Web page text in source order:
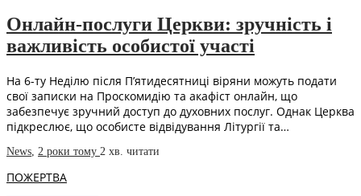
Онлайн-послуги Церкви: зручність і
важливість особистої участі
На 6-ту Неділю після П’ятидесятниці віряни можуть подати
свої записки на Проскомидію та акафіст онлайн, що
забезпечує зручний доступ до духовних послуг. Однак Церква
підкреслює, що особисте відвідування Літургії та…
News, 2 роки тому 2 хв. читати
ПОЖЕРТВА